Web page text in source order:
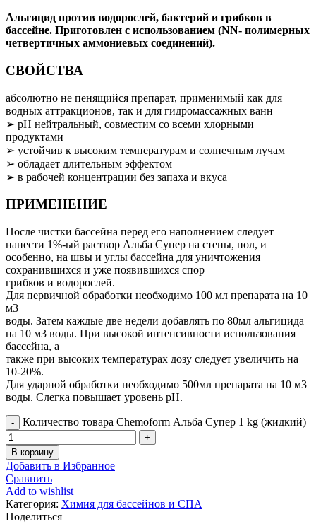
Альгицид против водорослей, бактерий и грибков в
бассейне. Приготовлен с использованием (NN- полимерных
четвертичных аммониевых соединений).
СВОЙСТВА
абсолютно не пенящийся препарат, применимый как для
водных аттракционов, так и для гидромассажных ванн
➢ рН нейтральный, совместим со всеми хлорными
продуктами
➢ устойчив к высоким температурам и солнечным лучам
➢ обладает длительным эффектом
➢ в рабочей концентрации без запаха и вкуса
ПРИМЕНЕНИЕ
После чистки бассейна перед его наполнением следует
нанести 1%-ый раствор Альба Супер на стены, пол, и
особенно, на швы и углы бассейна для уничтожения
сохранившихся и уже появившихся спор
грибков и водорослей.
Для первичной обработки необходимо 100 мл препарата на 10
м3
воды. Затем каждые две недели добавлять по 80мл альгицида
на 10 м3 воды. При высокой интенсивности использования
бассейна, а
также при высоких температурах дозу следует увеличить на
10-20%.
Для ударной обработки необходимо 500мл препарата на 10 м3
воды. Слегка повышает уровень рН.
Количество товара Chemoform Альба Супер 1 kg (жидкий)
В корзину
Добавить в Избранное
Сравнить
Add to wishlist
Категория: Химия для бассейнов и СПА
Поделиться